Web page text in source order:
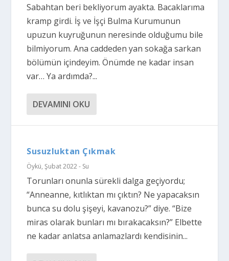
Sabahtan beri bekliyorum ayakta. Bacaklarıma
kramp girdi. İş ve İşçi Bulma Kurumunun
upuzun kuyruğunun neresinde olduğumu bile
bilmiyorum. Ana caddeden yan sokağa sarkan
bölümün içindeyim. Önümde ne kadar insan
var… Ya ardımda?...
DEVAMINI OKU
Susuzluktan Çıkmak
Öykü,Şubat 2022 - Su
Torunları onunla sürekli dalga geçiyordu;
“Anneanne, kıtlıktan mı çıktın? Ne yapacaksın
bunca su dolu şişeyi, kavanozu?” diye. “Bize
miras olarak bunları mı bırakacaksın?” Elbette
ne kadar anlatsa anlamazlardı kendisinin...